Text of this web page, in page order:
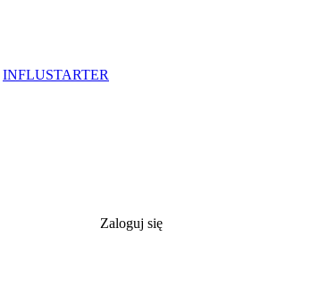
INFLUSTARTER
Zaloguj się